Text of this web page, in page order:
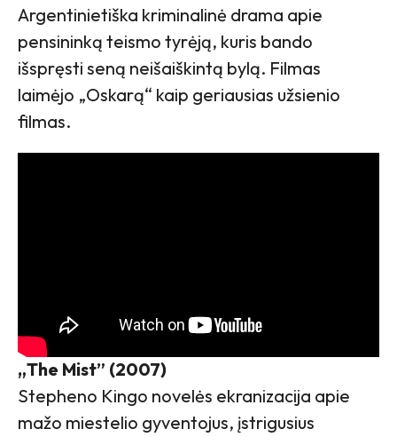
Argentinietiška kriminalinė drama apie
pensininką teismo tyrėją, kuris bando
išspręsti seną neišaiškintą bylą. Filmas
laimėjo „Oskarą“ kaip geriausias užsienio
filmas.
„The Mist” (2007)
Stepheno Kingo novelės ekranizacija apie
mažo miestelio gyventojus, įstrigusius